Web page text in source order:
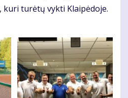
ku­ri tu­rė­tų vyk­ti Klai­pė­do­je.